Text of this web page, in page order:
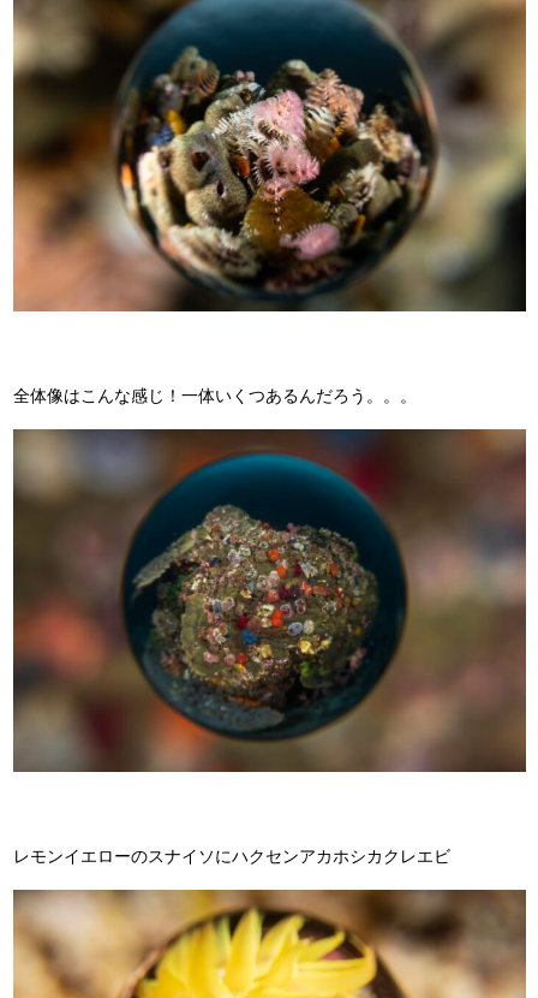
全体像はこんな感じ！一体いくつあるんだろう。。。
レモンイエローのスナイソにハクセンアカホシカクレエビ